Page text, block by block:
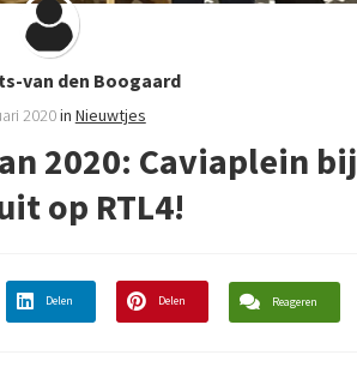
van den Boogaard
2020in Nieuwtjes
2020: Caviaplein
op RTL4!
Delen Delen Reageren